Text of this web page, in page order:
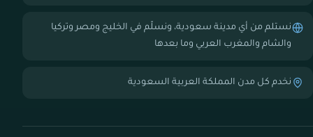
نستلم من أي مدينة سعودية، ونسلّم في الخليج ومصر وتركيا
والشام والمغرب العربي وما بعدها
نخدم كل مدن المملكة العربية السعودية